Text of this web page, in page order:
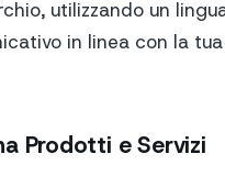
utilizzando un
in linea con la
Prodotti e Servizi